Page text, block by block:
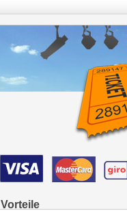
Vorteile